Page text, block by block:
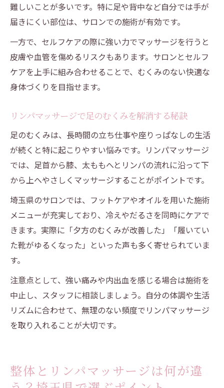
難しいことが多いです。特に足や背中など自分では手が
届きにくい部位は、サロンでの施術が有効です。
一方で、セルフケアの際に強い力でマッサージを行うと
皮膚や血管を傷めるリスクもあります。サロンとセルフ
ケアを上手に組み合わせることで、むくみのない快適な
身体づくりを目指せます。
リンパマッサージで足のむくみを解消する秘訣
足のむくみは、長時間の立ち仕事や座りっぱなしの生活
が続くと特に起こりやすい悩みです。リンパマッサージ
では、足首から膝、太ももへとリンパの流れに沿って下
から上へやさしくマッサージすることがポイントです。
埼玉県のサロンでは、フットケアやオイルを用いた施術
メニューが充実しており、冷えやだるさを同時にケアで
きます。実際に「夕方のむくみが改善した」「履いてい
た靴がゆるくなった」といった声も多く寄せられていま
す。
注意点として、強い痛みや内出血を感じる場合は施術を
中止し、スタッフに相談しましょう。自分の体調や生活
リズムに合わせて、無理のない頻度でリンパマッサージ
を取り入れることが大切です。
整体とリンパマッサージは何が違